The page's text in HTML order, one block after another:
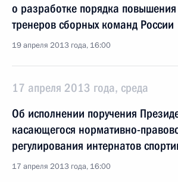
о разработке порядка
тренеров сборных команд России
19 апреля 2013 года, 16:00
17 апреля 2013 года, среда
Об исполнении поручения
касающегося нормативно-
регулирования интернатов
17 апреля 2013 года, 16:00